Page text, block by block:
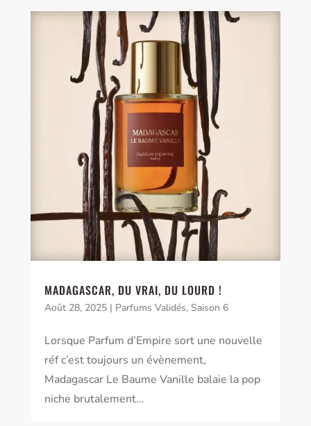
MADAGASCAR, DU VRAI, DU LOURD !
Août 28, 2025| Parfums Validés, Saison 6
Lorsque Parfum d’Empire sort une nouvelle
réf c’est toujours un évènement,
Madagascar Le Baume Vanille balaie la pop
niche brutalement…